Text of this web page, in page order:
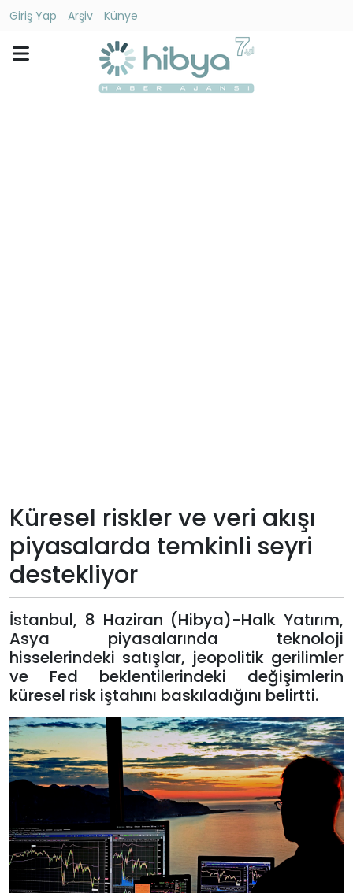
Giriş Yap Arşiv
Künye
Künye
Giriş
Yap
Küresel riskler ve veri akışı
piyasalarda temkinli seyri
destekliyor
İstanbul, 8 Haziran (Hibya)-Halk Yatırım,
Asya piyasalarında teknoloji
hisselerindeki satışlar, jeopolitik gerilimler
ve Fed beklentilerindeki değişimlerin
küresel risk iştahını baskıladığını belirtti.